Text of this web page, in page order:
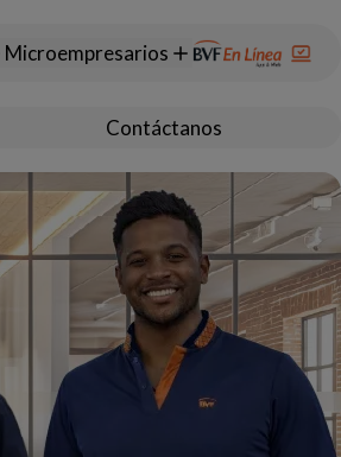
Microempresarios
Contáctanos